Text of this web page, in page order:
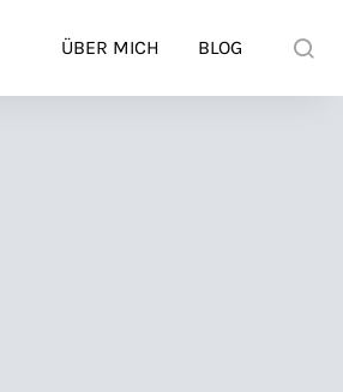
ÜBER MICH BLOG